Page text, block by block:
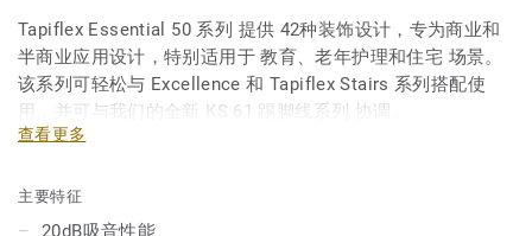
Tapiflex Essential 50 系列 提供 42种装饰设计，专为商业和
半商业应用设计，特别适用于 教育、老年护理和住宅 场景。
该系列可轻松与 Excellence 和 Tapiflex Stairs 系列搭配使
用，并可与我们的全新 KS 61 踢脚线系列 协调。
材（适用于木质图案）。此外，该系列还新增了紧凑型版本
—— Acczent Essential，提供 10种装饰设计，配备 0.70mm
查看更多
主要特征
20dB吸音性能